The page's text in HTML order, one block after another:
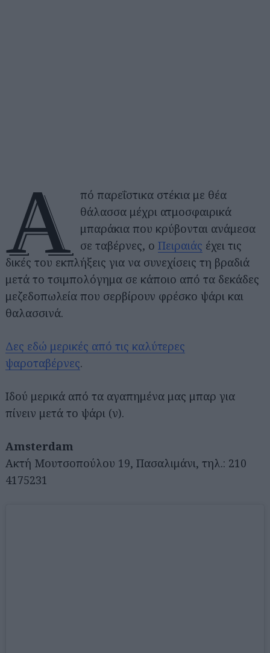
Α
πό παρεΐστικα στέκια με θέα
θάλασσα μέχρι ατμοσφαιρικά
μπαράκια που κρύβονται ανάμεσα
σε ταβέρνες, οΠειραιάς έχει τις
δικές του εκπλήξεις για να συνεχίσεις τη βραδιά
μετά το τσιμπολόγημα σε κάποιο από τα δεκάδες
μεζεδοπωλεία που σερβίρουν φρέσκο ψάρι και
θαλασσινά.
Δες εδώ μερικές από τις καλύτερες
ψαροταβέρνες.
Ιδού μερικά από τα αγαπημένα μας μπαρ για
πίνειν μετά το ψάρι (ν).
Amsterdam
Ακτή Μουτσοπούλου 19, Πασαλιμάνι, τηλ.: 210
4175231